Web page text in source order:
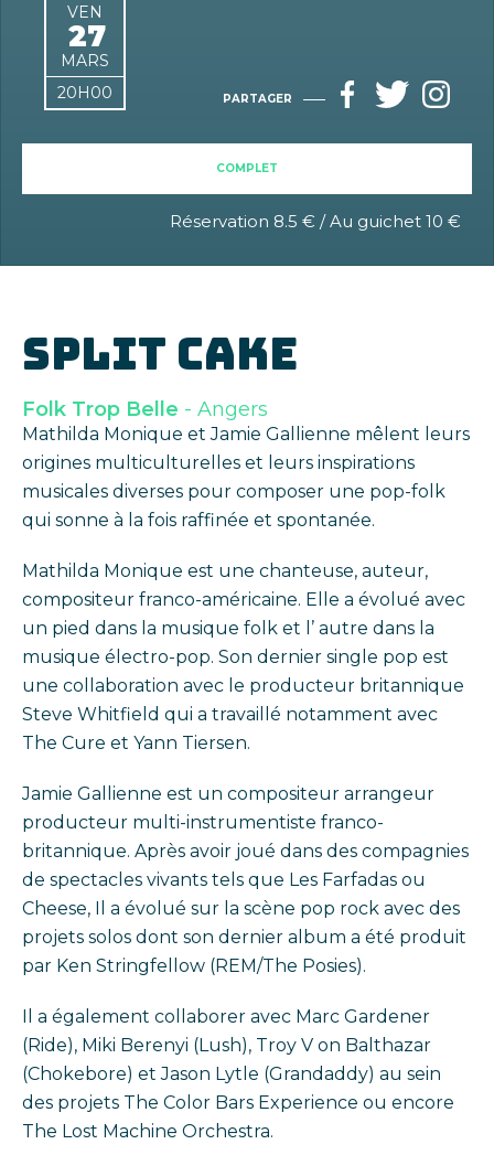
VEN
27
MARS
20H00
PARTAGER
COMPLET
Réservation 8.5 € / Au guichet 10 €
SPLIT CAKE
Folk Trop Belle - Angers
Mathilda Monique et Jamie Gallienne mêlent leurs
origines multiculturelles et leurs inspirations
musicales diverses pour composer une pop-folk
qui sonne à la fois raffinée et spontanée.
Mathilda Monique est une chanteuse, auteur,
compositeur franco-américaine. Elle a évolué avec
un pied dans la musique folk et l’ autre dans la
musique électro-pop. Son dernier single pop est
une collaboration avec le producteur britannique
Steve Whitfield qui a travaillé notamment avec
The Cure et Yann Tiersen.
Jamie Gallienne est un compositeur arrangeur
producteur multi-instrumentiste franco-
britannique. Après avoir joué dans des compagnies
de spectacles vivants tels que Les Farfadas ou
Cheese, Il a évolué sur la scène pop rock avec des
projets solos dont son dernier album a été produit
par Ken Stringfellow (REM/The Posies).
Il a également collaborer avec Marc Gardener
(Ride), Miki Berenyi (Lush), Troy V on Balthazar
(Chokebore) et Jason Lytle (Grandaddy) au sein
des projets The Color Bars Experience ou encore
The Lost Machine Orchestra.